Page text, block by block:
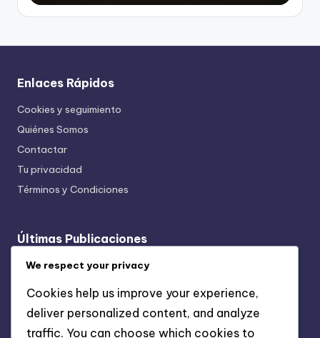
Enlaces Rápidos
Cookies y seguimiento
Quiénes Somos
Contactar
Tu privacidad
Términos y Condiciones
Últimas Publicaciones
Opciones de Transporte Público: Buses, Trains y
Compensación de Emisiones de Viaje: Métodos,
Herramientas e Impacto
We respect your privacy
Cookies help us improve your experience,
deliver personalized content, and analyze
traffic. You can choose which cookies to